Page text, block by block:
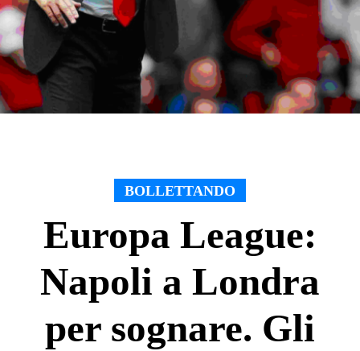
BOLLETTANDO
Europa League:
Napoli a Londra
per sognare. Gli